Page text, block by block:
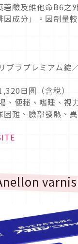
菪鹼及維他命B6之
因成分」。因劑量
ブラプレミアム錠
日圓（含稅）
、便秘、嗜睡、視
困難、臉部發熱、